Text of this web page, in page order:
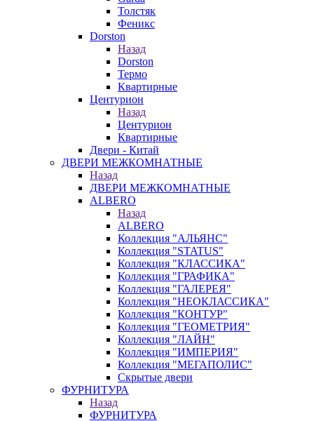
Толстяк
Феникс
Dorston
Назад
Dorston
Термо
Квартирные
Центурион
Назад
Центурион
Квартирные
Двери - Китай
ДВЕРИ МЕЖКОМНАТНЫЕ
Назад
ДВЕРИ МЕЖКОМНАТНЫЕ
ALBERO
Назад
ALBERO
Коллекция "АЛЬЯНС"
Коллекция "STATUS"
Коллекция "КЛАССИКА"
Коллекция "ГРАФИКА"
Коллекция "ГАЛЕРЕЯ"
Коллекция "НЕОКЛАССИКА"
Коллекция "КОНТУР"
Коллекция "ГЕОМЕТРИЯ"
Коллекция "ЛАЙН"
Коллекция "ИМПЕРИЯ"
Коллекция "МЕГАПОЛИС"
Скрытые двери
ФУРНИТУРА
Назад
ФУРНИТУРА